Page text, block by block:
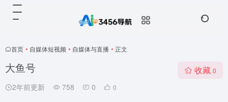
首页 • 自媒体短视频 • 自媒体与直播 • 正文
大鱼号
2年前更新 758 0 0
收藏 0